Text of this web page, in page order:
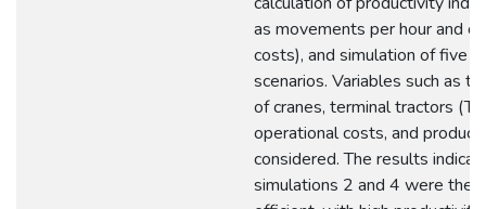
as movements per hour and
costs), and simulation of five
scenarios. Variables such as
of cranes, terminal tractors
operational costs, and
considered. The results
simulations 2 and 4 were the